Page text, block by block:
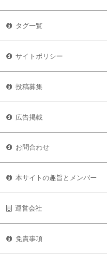
タグ一覧
サイトポリシー
投稿募集
広告掲載
お問合わせ
本サイトの趣旨とメンバー
運営会社
免責事項